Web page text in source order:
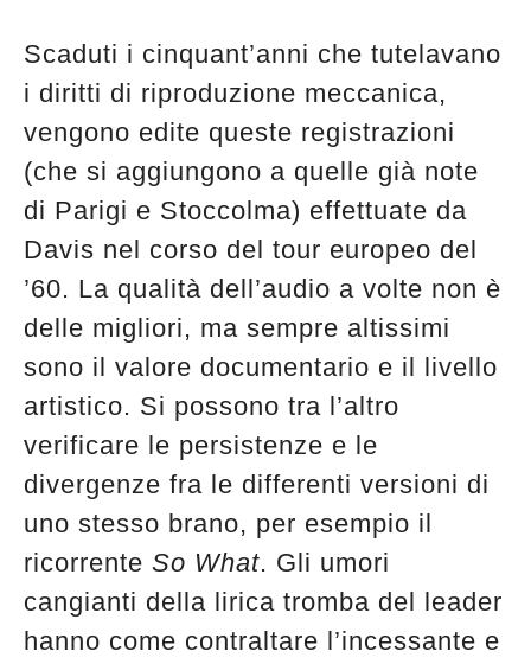
Musica Jazz di luglio 2026 è in
edicola
Scaduti i cinquant’anni che tutelavano
i diritti di riproduzione meccanica,
vengono edite queste registrazioni
(che si aggiungono a quelle già note
di Parigi e Stoccolma) effettuate da
Davis nel corso del tour europeo del
’60. La qualità dell’audio a volte non è
delle migliori, ma sempre altissimi
sono il valore documentario e il livello
artistico. Si possono tra l’altro
verificare le persistenze e le
divergenze fra le differenti versioni di
uno stesso brano, per esempio il
ricorrente So What. Gli umori
cangianti della lirica tromba del leader
hanno come contraltare l’incessante e